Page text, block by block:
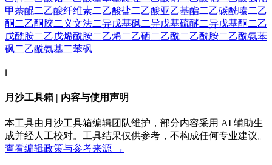
甲萘醌二乙酸纤维素二乙酸盐二乙酸亚乙基酯二乙碳酰嗪二乙
酮 二乙酮胶二义文法二异戊基砜二异戊基硫醚二异戊基酮 二乙
戊酰胺二乙戊烯酰胺二乙烯二乙硒二乙酰二乙酰胺二乙酰氨苯
砜二乙酰氨基二苯砜
ℹ️
月沙工具箱 | 内容与使用声明
本工具由月沙工具箱编辑团队维护，部分内容采用 AI 辅助生
成并经人工校对。工具结果仅供参考，不构成任何专业建议。
查看编辑政策与参考来源 →